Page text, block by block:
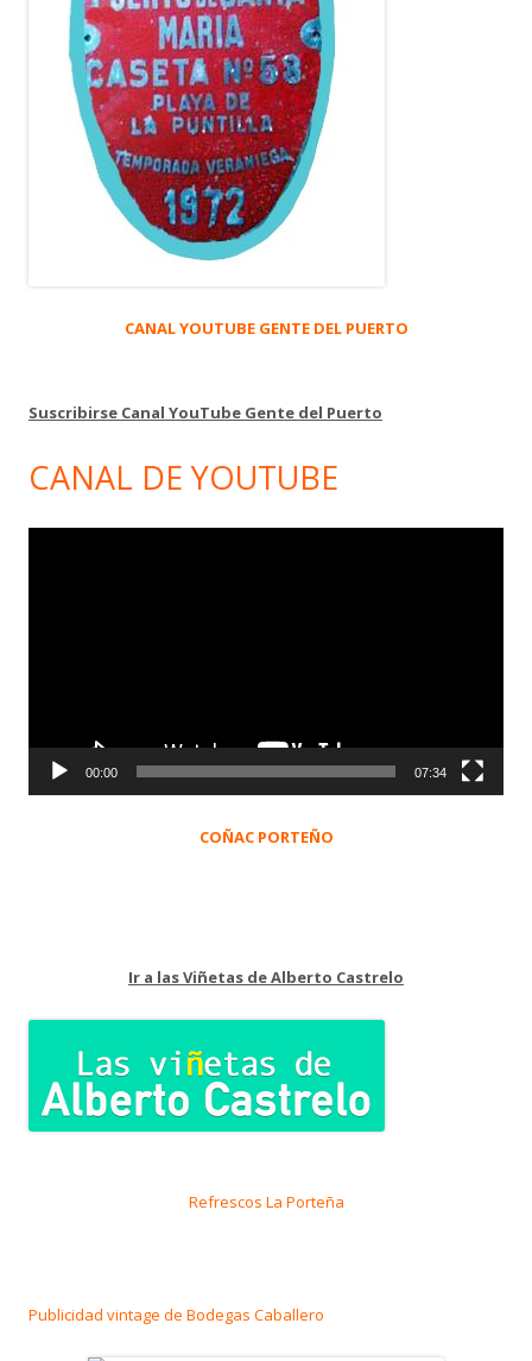
CANAL YOUTUBE GENTE DEL PUERTO
Suscribirse Canal YouTube Gente del Puerto
CANAL DE YOUTUBE
00:00 07:34
COÑAC PORTEÑO
Ir a las Viñetas de Alberto Castrelo
Refrescos La Porteña
Publicidad vintage de Bodegas Caballero